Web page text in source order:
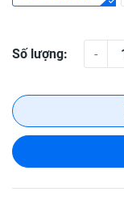
Số lượng: -